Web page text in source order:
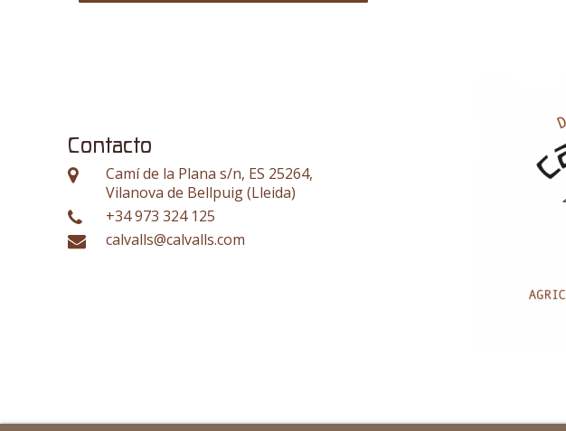
Contacto
Camí de la Plana s/n, ES 25264,
Vilanova de Bellpuig (Lleida)
+34 973 324 125
calvalls@calvalls.com